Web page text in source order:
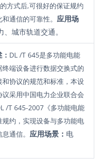
方式后,可很好的保证规约
和通信的可靠性。应用场
、城市轨道交通。
DL /T 645是多功能电能
终端设备进行数据交换式的
和协议的规范和标准，本设
议采用中国电力企业联合会
/T 645-2007《多功能电能
规约，实现设备与多功能电
息通信。应用场景： 电